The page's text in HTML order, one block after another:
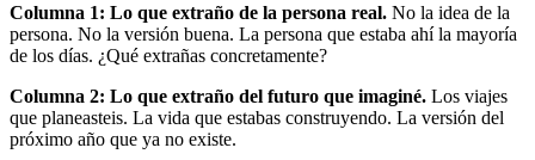
Columna 1: Lo que extraño de la persona real. No la idea de la
persona. No la versión buena. La persona que estaba ahí la mayoría
de los días. ¿Qué extrañas concretamente?
Columna 2: Lo que extraño del futuro que imaginé. Los viajes
que planeasteis. La vida que estabas construyendo. La versión del
próximo año que ya no existe.